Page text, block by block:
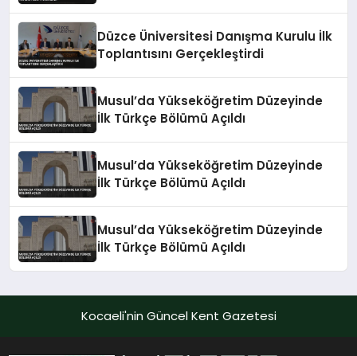
Düzce Üniversitesi Danışma Kurulu İlk
Toplantısını Gerçekleştirdi
Musul’da Yükseköğretim Düzeyinde
İlk Türkçe Bölümü Açıldı
Musul’da Yükseköğretim Düzeyinde
İlk Türkçe Bölümü Açıldı
Musul’da Yükseköğretim Düzeyinde
İlk Türkçe Bölümü Açıldı
Kocaeli'nin Güncel Kent Gazetesi